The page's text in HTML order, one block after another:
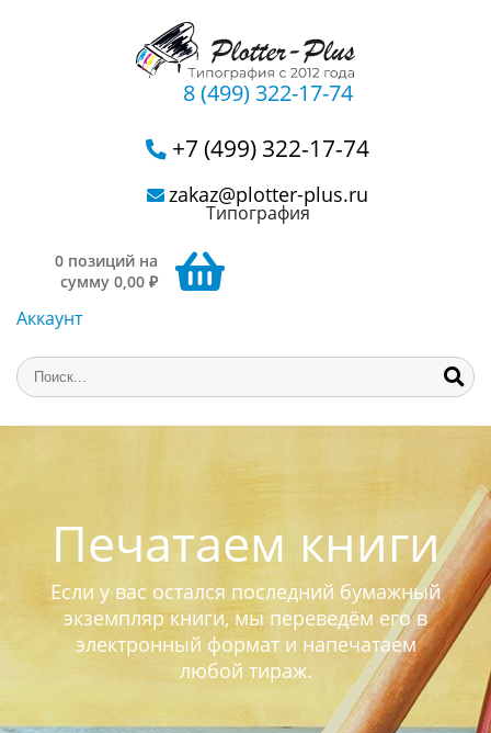
8 (499) 322-17-74
+7 (499) 322-17-74
zakaz@plotter-plus.ru
Типография
0 позиций на
сумму 0,00 ₽
Аккаунт
Печатаем книги
Если у вас остался последний бумажный
экземпляр книги, мы переведём его в
электронный формат и напечатаем
любой тираж.